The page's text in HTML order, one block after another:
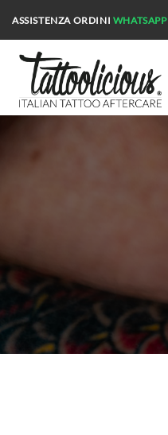
contenuti
ASSISTENZA ORDINI WHATSAPP